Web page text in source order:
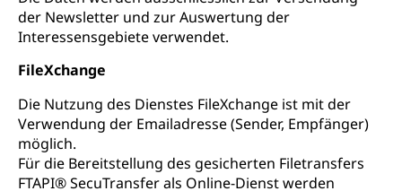
der Newsletter und zur Auswertung der
Interessensgebiete verwendet.
FileXchange
Die Nutzung des Dienstes FileXchange ist mit der
Verwendung der Emailadresse (Sender, Empfänger)
möglich.
Für die Bereitstellung des gesicherten Filetransfers
FTAPI® SecuTransfer als Online-Dienst werden